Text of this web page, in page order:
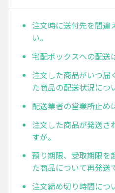
注文時に送付先を間違
い。
宅配ボックスへの配送
注文した商品がいつ届
た商品の配送状況につ
配送業者の営業所止め
注文した商品が発送さ
すが。
預り期限、受取期限を
た商品について再発送
注文締め切り時間につ